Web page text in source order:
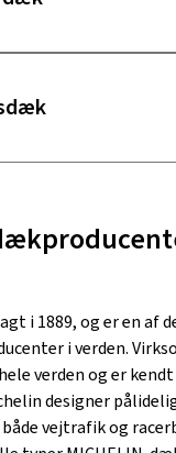
i 1889, og er en af
i verden.
verden og er
designer
vejtrafik og